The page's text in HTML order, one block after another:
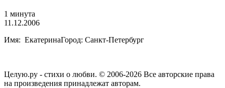
1 минута
11.12.2006
Имя: ЕкатеринаГород: Санкт-Петербург
Целую.ру - стихи о любви. © 2006-2026 Все авторские права
на произведения принадлежат авторам.